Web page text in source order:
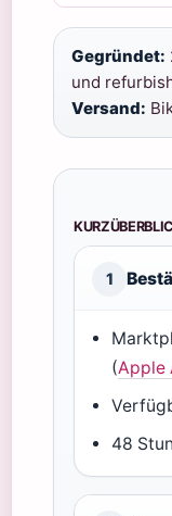
Gegründet:
und
Versand:
1
(Apple
48